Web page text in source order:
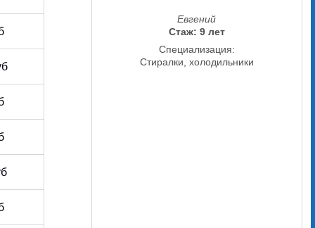
Евгений
Стаж: 9 лет
Специализация:
Стиралки, холодильники